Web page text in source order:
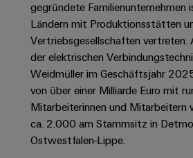
Lösungen
und
Produkte
Energiespeichersysteme
(ESS)
Energieübertragung
und
-
Single
Pair
Ethernet
Schaltschrank-
und
Feldebene
Anschlussleitungen,
Patchkabel
und
Kabel
SPS
Systemverkabelung
&
Migrationslösungen
-
Ihre
Industrial
Service
Platform
Connectivity
Consulting
Vertrieb
Großhandelssuche
News
Messen
Newsletter
People
&
Culture
Compliance
Weidmüller
Welt
Abschlussarbeiten
Neuanfang
für
Studienabbrecher
Offene
Stellen
für
gegründete Familienunternehmen
Ländern mit Produktionsstätten
Vertriebsgesellschaften vertreten.
der elektrischen
Weidmüller im Geschäftsjahr
von über einer Milliarde Euro mit
Mitarbeiterinnen und
ca. 2.000 am Stammsitz in
Ostwestfalen-Lippe.